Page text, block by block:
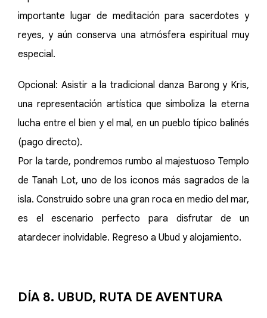
importante lugar de meditación para sacerdotes y
reyes, y aún conserva una atmósfera espiritual muy
especial.
Opcional: Asistir a la tradicional danza Barong y Kris,
una representación artística que simboliza la eterna
lucha entre el bien y el mal, en un pueblo típico balinés
(pago directo).
Por la tarde, pondremos rumbo al majestuoso Templo
de Tanah Lot, uno de los iconos más sagrados de la
isla. Construido sobre una gran roca en medio del mar,
es el escenario perfecto para disfrutar de un
atardecer inolvidable. Regreso a Ubud y alojamiento.
DÍA 8. UBUD, RUTA DE AVENTURA